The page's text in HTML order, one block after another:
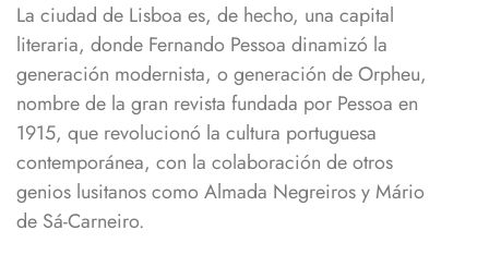
La ciudad de Lisboa es, de hecho, una capital
literaria, donde Fernando Pessoa dinamizó la
generación modernista, o generación de Orpheu,
nombre de la gran revista fundada por Pessoa en
1915, que revolucionó la cultura portuguesa
contemporánea, con la colaboración de otros
genios lusitanos como Almada Negreiros y Mário
de Sá-Carneiro.